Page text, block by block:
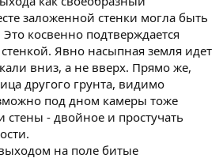
заложенной стенки могла быть
косвенно подтверждается
стенкой. Явно насыпная земля идет
вниз, а не вверх. Прямо же,
другого грунта, видимо
под дном камеры тоже
стены - двойное и простучать
на поле битые